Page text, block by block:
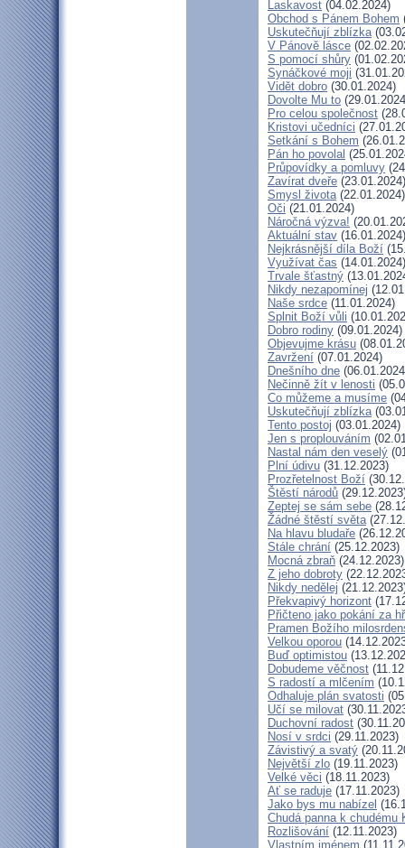
Laskavost (04.02.2024)
Obchod s Pánem Bohem
Uskutečňují zblízka
V Pánově lásce
S pomocí shůry
Synáčkové moji
Vidět dobro (30.01.2024)
Dovolte Mu to
Pro celou společnost
Kristovi učedníci
Setkání s Bohem
Pán ho povolal
Průpovídky a pomluvy
Zavírat dveře (23.01.2024)
Smysl života(22.01.2024)
Oči (21.01.2024)
Náročná výzva!
Aktuální stav (16.01.2024)
Nejkrásnější díla Boží
Využívat čas (14.01.2024)
Trvale šťastný
Nikdy nezapomínej
Naše srdce (11.01.2024)
Splnit Boží vůli
Dobro rodiny (09.01.2024)
Objevujme krásu
Zavržení (07.01.2024)
Dnešního dne
Nečinně žít v lenosti
Co můžeme a musíme
Uskutečňují zblízka
Tento postoj (03.01.2024)
Jen s proplouváním
Nastal nám den veselý
Plní údivu (31.12.2023)
Prozřetelnost Boží
Štěstí národů
Zeptej se sám sebe
Žádné štěstí světa
Na hlavu bludaře
Stále chrání (25.12.2023)
Mocná zbraň (24.12.2023)
Z jeho dobroty
Nikdy nedělej
Překvapivý horizont
Přičteno jako pokání za
Pramen Božího
Velkou oporou
Buď optimistou
Dobudeme věčnost
S radostí a mlčením
Odhaluje plán svatosti
Učí se milovat
Duchovní radost
Nosí v srdci (29.11.2023)
Závistivý a svatý
Největší zlo (19.11.2023)
Velké věci (18.11.2023)
Ať se raduje (17.11.2023)
Jako bys mu nabízel
Chudá panna k chudému
Rozlišování (12.11.2023)
Vlastním jménem